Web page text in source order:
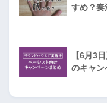
すめ？奏
【6月3
のキャン